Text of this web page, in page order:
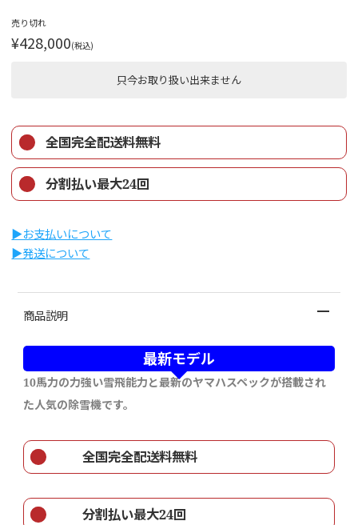
売り切れ
¥428,000(税込)
只今お取り扱い出来ません
全国完全配送料無料
分割払い最大24回
▶︎お支払いについて
▶︎発送について
商品説明
最新モデル
10馬力の力強い雪飛能力と最新のヤマハスペックが搭載され
た人気の除雪機です。
全国完全配送料無料
分割払い最大24回